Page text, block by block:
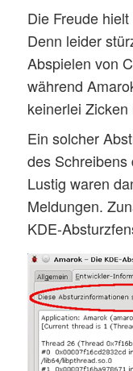
Die Freude
Denn leider
Abspielen von
während
keinerlei Zicken
Ein solcher
des Schreibens
Lustig waren
Meldungen.
KDE-